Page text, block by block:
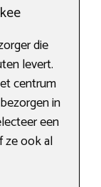
die
levert.
centrum
in
een
ze ook al